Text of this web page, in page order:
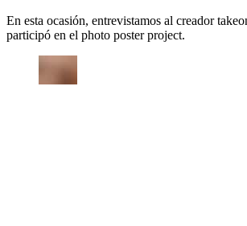
En esta ocasión, entrevistamos al creador
participó en el photo poster project.